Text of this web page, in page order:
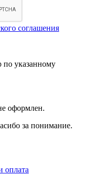
соглашения
указанному
оформлен.
за понимание.
оплата